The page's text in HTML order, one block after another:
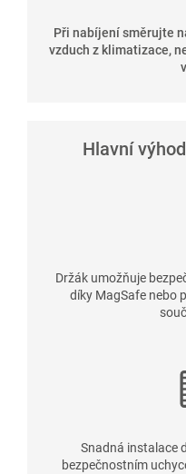
Při nabíjení směrujte
vzduch z klimatizace,
Hlavní
Držák umožňuje
díky MagSafe nebo
Snadná instalace
bezpečnostním